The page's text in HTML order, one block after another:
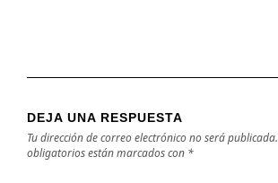
DEJA UNA RESPUESTA
Tu dirección de correo electrónico no será publicada.
obligatorios están marcados con *